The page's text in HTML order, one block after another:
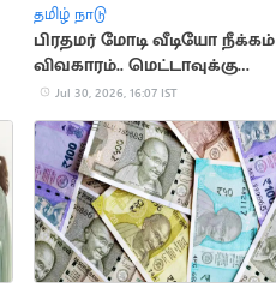
தமிழ் நாடு
பிரதமர் மோடி வீடியோ நீக்கம்
விவகாரம்.. மெட்டாவுக்கு
மீண்டும் சம்மன்
Jul 30, 2026, 16:07 IST